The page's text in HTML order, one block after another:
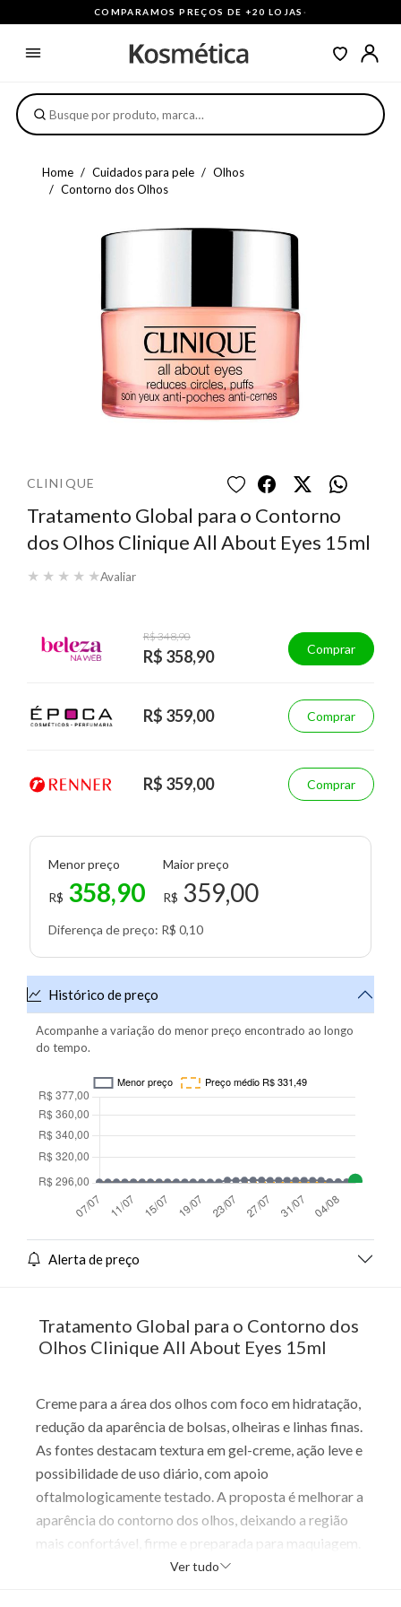
COMPARAMOS PREÇOS DE +20 LOJAS ·
Home Cuidados para pele
Olhos
Contorno dos Olhos
CLINIQUE
Tratamento Global para o Contorno
dos Olhos Clinique All About Eyes 15ml
★ ★ ★ ★ ★Avaliar
R$ 348,90
R$ 358,90 Comprar
R$ 359,00 Comprar
R$ 359,00 Comprar
Menor preço
R$ 358,90
Maior preço
R$ 359,00
Diferença de preço: R$ 0,10
Histórico de preço
Acompanhe a variação do menor preço encontrado ao longo
do tempo.
Alerta de preço
Tratamento Global para o Contorno dos
Olhos Clinique All About Eyes 15ml
Creme para a área dos olhos com foco em hidratação,
redução da aparência de bolsas, olheiras e linhas finas.
As fontes destacam textura em gel-creme, ação leve e
possibilidade de uso diário, com apoio
oftalmologicamente testado. A proposta é melhorar a
aparência do contorno dos olhos, deixando a região
mais confortável, firme e preparada para maquiagem.
É indicado para todos os tipos de pele, com benefício
Ver tudo